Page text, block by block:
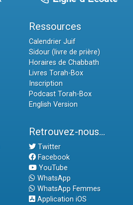
Ressources
Calendrier Juif
Sidour (livre de prière)
Horaires de Chabbath
Livres Torah-Box
Inscription
Podcast Torah-Box
English Version
Retrouvez-nous...
Twitter
Facebook
YouTube
WhatsApp
WhatsApp Femmes
Application iOS